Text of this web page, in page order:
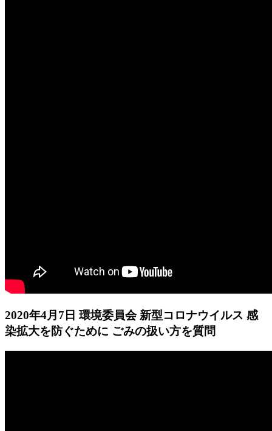
2020年4月7日 環境委員会 新型コロナウイルス 感
染拡大を防ぐために ごみの扱い方を質問